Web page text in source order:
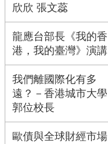
欣欣 張文蕊
龍應台部長《我的香
港，我的臺灣》演講
我們離國際化有多
遠？－香港城市大學
郭位校長
歐債與全球財經市場